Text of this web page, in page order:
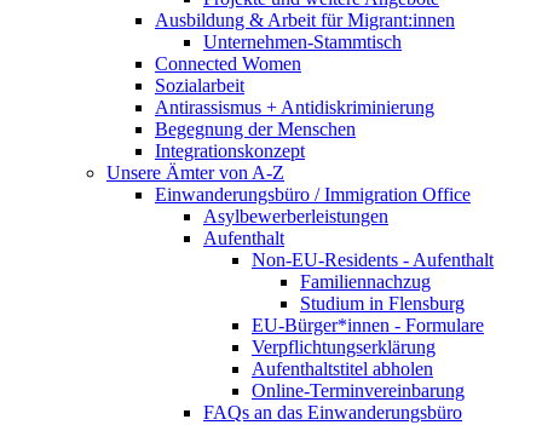
Ausbildung & Arbeit für Migrant:innen
Unternehmen-Stammtisch
Connected Women
Sozialarbeit
Antirassismus + Antidiskriminierung
Begegnung der Menschen
Integrationskonzept
Unsere Ämter von A-Z
Einwanderungsbüro / Immigration Office
Asylbewerberleistungen
Aufenthalt
Non-EU-Residents - Aufenthalt
Familiennachzug
Studium in Flensburg
EU-Bürger*innen - Formulare
Verpflichtungserklärung
Aufenthaltstitel abholen
Online-Terminvereinbarung
FAQs an das Einwanderungsbüro